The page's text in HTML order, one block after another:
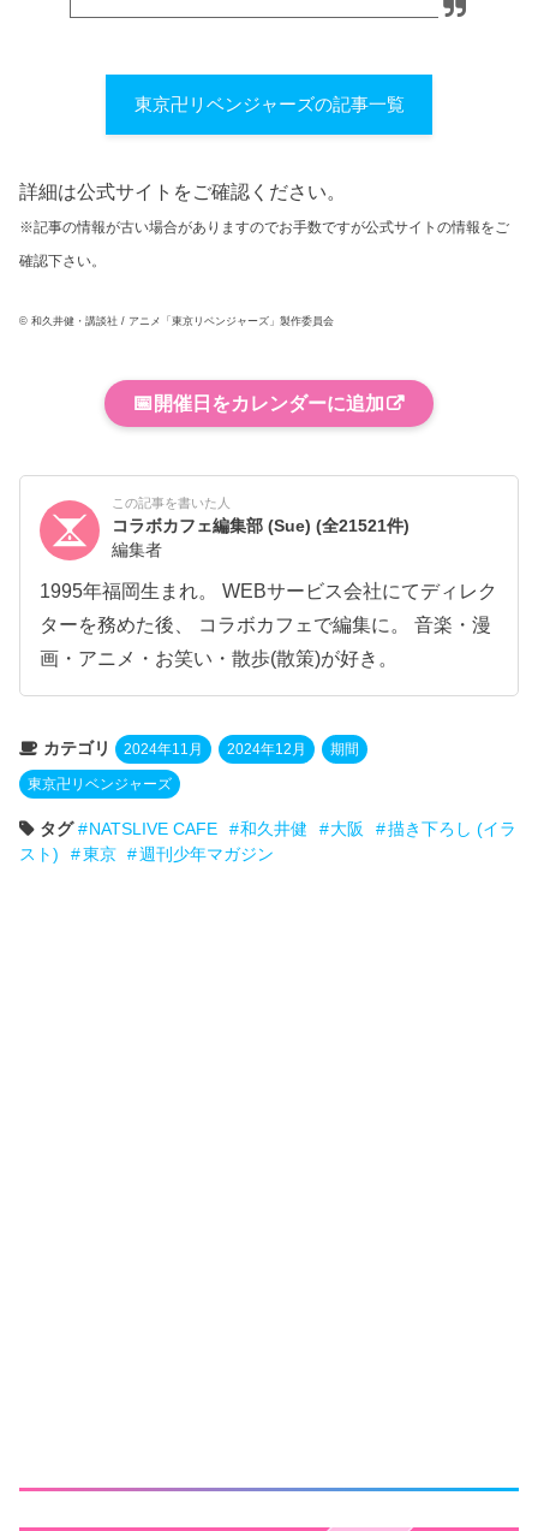
東京卍リベンジャーズの記事一覧
詳細は公式サイトをご確認ください。
※記事の情報が古い場合がありますのでお手数ですが公式サイトの情報をご
確認下さい。
© 和久井健・講談社 / アニメ「東京リベンジャーズ」製作委員会
📅 開催日をカレンダーに追加
この記事を書いた人
コラボカフェ編集部 (Sue)(全21521件)
編集者
1995年福岡生まれ。 WEBサービス会社にてディレク
ターを務めた後、 コラボカフェで編集に。 音楽・漫
画・アニメ・お笑い・散歩(散策)が好き。
カテゴリ 2024年11月 2024年12月 期間
東京卍リベンジャーズ
タグ NATSLIVE CAFE 和久井健 大阪
描き下ろし (イラ
スト)
東京 週刊少年マガジン